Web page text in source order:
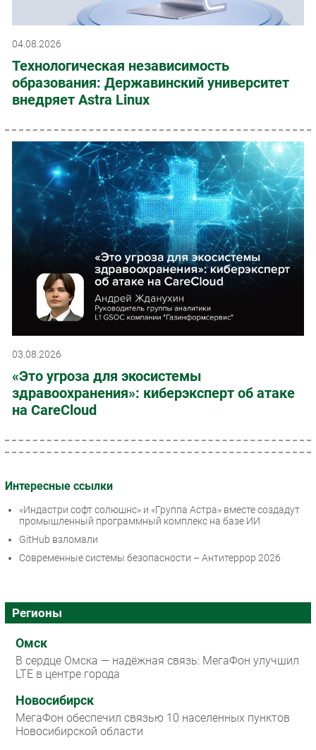
04.08.2026
Технологическая независимость
образования: Державинский университет
внедряет Astra Linux
03.08.2026
«Это угроза для экосистемы
здравоохранения»: киберэксперт об атаке
на CareCloud
Интересные ссылки
«Индастри софт солюшнс» и «Группа Астра» вместе создадут
промышленный программный комплекс на базе ИИ
GitHub взломали
Современные системы безопасности – Антитеррор 2026
Регионы
Омск
В сердце Омска — надёжная связь: МегаФон улучшил
LTE в центре города
Новосибирск
МегаФон обеспечил связью 10 населенных пунктов
Новосибирской области